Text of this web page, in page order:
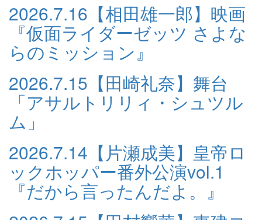
2026.7.16 【相田雄一郎】映画
『仮面ライダーゼッツ さよな
らのミッション』
2026.7.15 【田崎礼奈】舞台
「アサルトリリィ・シュツル
ム」
2026.7.14 【片瀬成美】皇帝ロ
ックホッパー番外公演vol.1
『だから言ったんだよ。』